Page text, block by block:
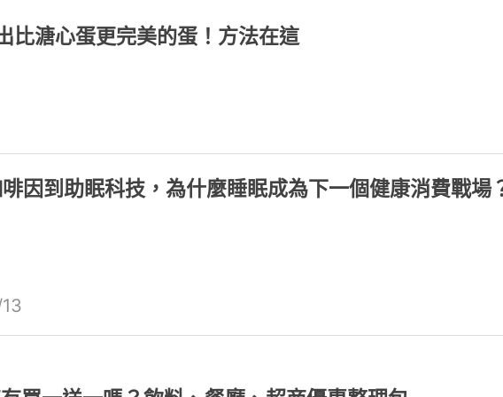
比溏心蛋更完美的蛋！方法在這
因到助眠科技，為什麼睡眠成為下一個健康消費戰場